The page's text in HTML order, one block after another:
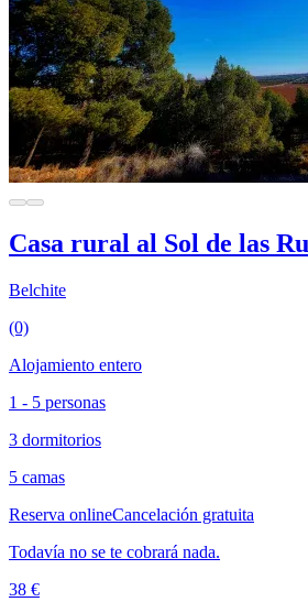
Casa rural al Sol de las
Belchite
(0)
Alojamiento entero
1 - 5 personas
3 dormitorios
5 camas
Reserva onlineCancelación gratuita
Todavía no se te cobrará nada.
38 €